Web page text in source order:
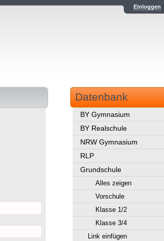
Einloggen
Datenbank
BY Gymnasium
BY Realschule
NRW Gymnasium
RLP
Grundschule
Alles zeigen
Vorschule
Klasse 1/2
Klasse 3/4
Link einfügen